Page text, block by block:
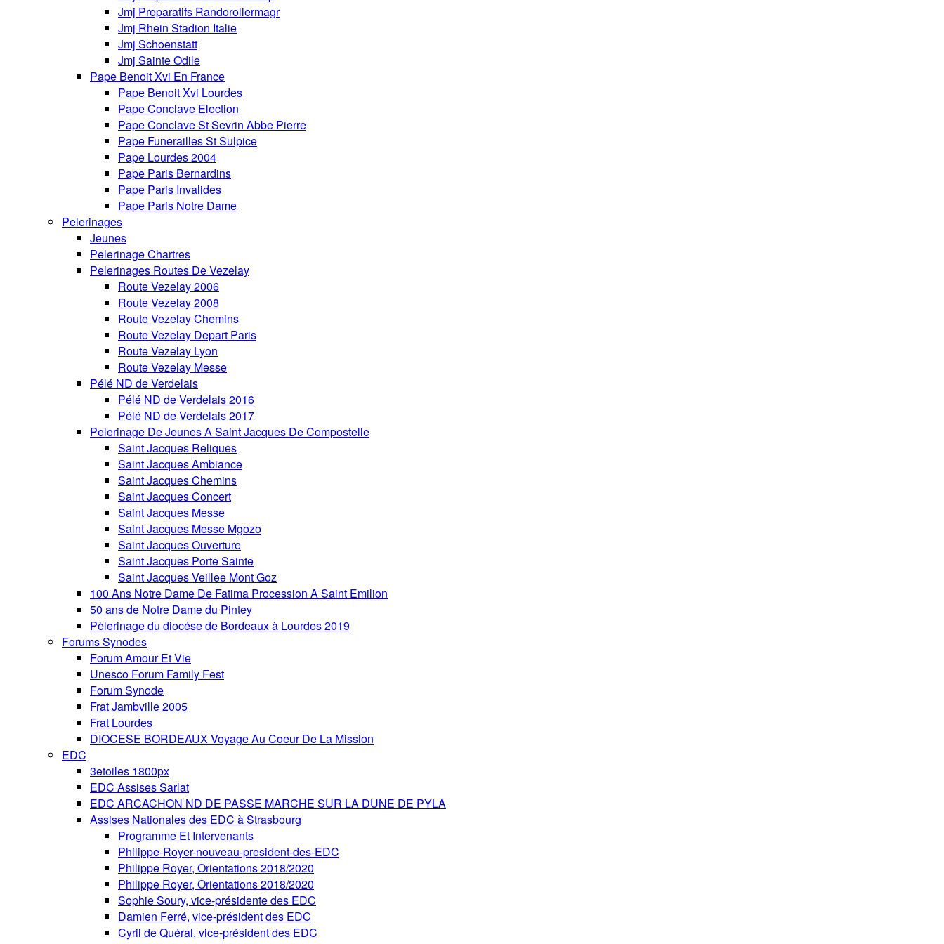
Jmj Preparatifs Randorollermagr
Jmj Rhein Stadion Italie
Jmj Schoenstatt
Jmj Sainte Odile
Pape Benoit Xvi En France
Pape Benoit Xvi Lourdes
Pape Conclave Election
Pape Conclave St Sevrin Abbe Pierre
Pape Funerailles St Sulpice
Pape Lourdes 2004
Pape Paris Bernardins
Pape Paris Invalides
Pape Paris Notre Dame
Pelerinages
Jeunes
Pelerinage Chartres
Pelerinages Routes De Vezelay
Route Vezelay 2006
Route Vezelay 2008
Route Vezelay Chemins
Route Vezelay Depart Paris
Route Vezelay Lyon
Route Vezelay Messe
Pélé ND de Verdelais
Pélé ND de Verdelais 2016
Pélé ND de Verdelais 2017
Pelerinage De Jeunes A Saint Jacques De Compostelle
Saint Jacques Reliques
Saint Jacques Ambiance
Saint Jacques Chemins
Saint Jacques Concert
Saint Jacques Messe
Saint Jacques Messe Mgozo
Saint Jacques Ouverture
Saint Jacques Porte Sainte
Saint Jacques Veillee Mont Goz
100 Ans Notre Dame De Fatima Procession A Saint Emilion
50 ans de Notre Dame du Pintey
Pèlerinage du diocése de Bordeaux à Lourdes 2019
Forums Synodes
Forum Amour Et Vie
Unesco Forum Family Fest
Forum Synode
Frat Jambville 2005
Frat Lourdes
DIOCESE BORDEAUX Voyage Au Coeur De La Mission
EDC
3etoiles 1800px
EDC Assises Sarlat
EDC ARCACHON ND DE PASSE MARCHE SUR LA DUNE DE PYLA
Assises Nationales des EDC à Strasbourg
Programme Et Intervenants
Philippe-Royer-nouveau-president-des-EDC
Philippe Royer, Orientations 2018/2020
Philippe Royer, Orientations 2018/2020
Sophie Soury, vice-présidente des EDC
Damien Ferré, vice-président des EDC
Cyril de Quéral, vice-président des EDC